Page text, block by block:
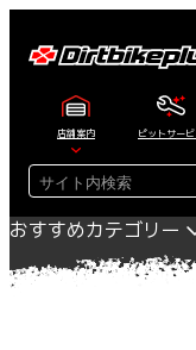
店舗案内 ピットサー
検
索
おすすめカテゴリー